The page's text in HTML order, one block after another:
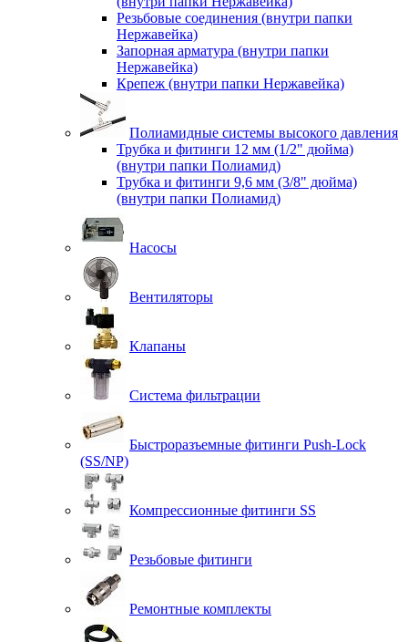
Резьбовые соединения (внутри папки
Нержавейка)
Запорная арматура (внутри папки
Нержавейка)
Крепеж (внутри папки Нержавейка)
Полиамидные системы высокого давления
Трубка и фитинги 12 мм (1/2" дюйма)
(внутри папки Полиамид)
Трубка и фитинги 9,6 мм (3/8" дюйма)
(внутри папки Полиамид)
Насосы
Вентиляторы
Клапаны
Система фильтрации
Быстроразъемные фитинги Push-Lock
(SS/NP)
Компрессионные фитинги SS
Резьбовые фитинги
Ремонтные комплекты